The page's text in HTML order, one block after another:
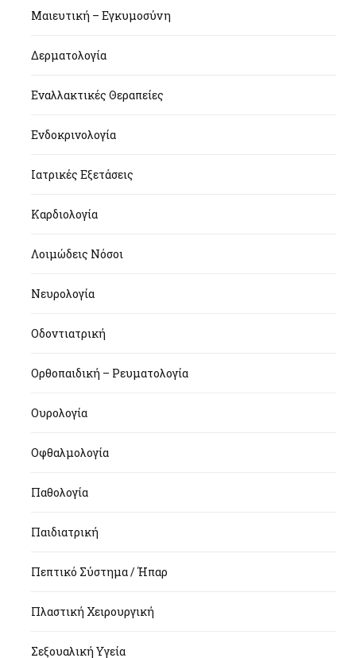
Μαιευτική – Εγκυμοσύνη
Δερματολογία
Εναλλακτικές Θεραπείες
Ενδοκρινολογία
Ιατρικές Εξετάσεις
Καρδιολογία
Λοιμώδεις Νόσοι
Νευρολογία
Οδοντιατρική
Ορθοπαιδική – Ρευματολογία
Ουρολογία
Οφθαλμολογία
Παθολογία
Παιδιατρική
Πεπτικό Σύστημα / Ήπαρ
Πλαστική Χειρουργική
Σεξουαλική Υγεία